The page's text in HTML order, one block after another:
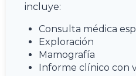
incluye:
Consulta médica
Exploración
Mamografía
Informe clínico con